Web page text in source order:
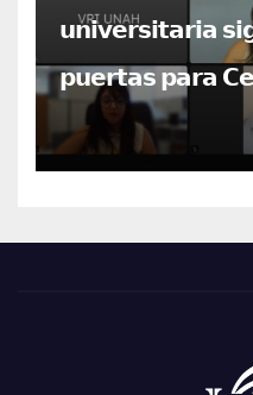
𝘂𝗻𝗶𝘃𝗲𝗿𝘀𝗶𝘁𝗮𝗿𝗶𝗮
𝗽𝘂𝗲𝗿𝘁𝗮𝘀 𝗽𝗮𝗿𝗮